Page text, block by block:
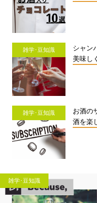
雑学･豆知識
シャン
美味し
雑学･豆知識
お酒の
酒を楽
雑学･豆知識